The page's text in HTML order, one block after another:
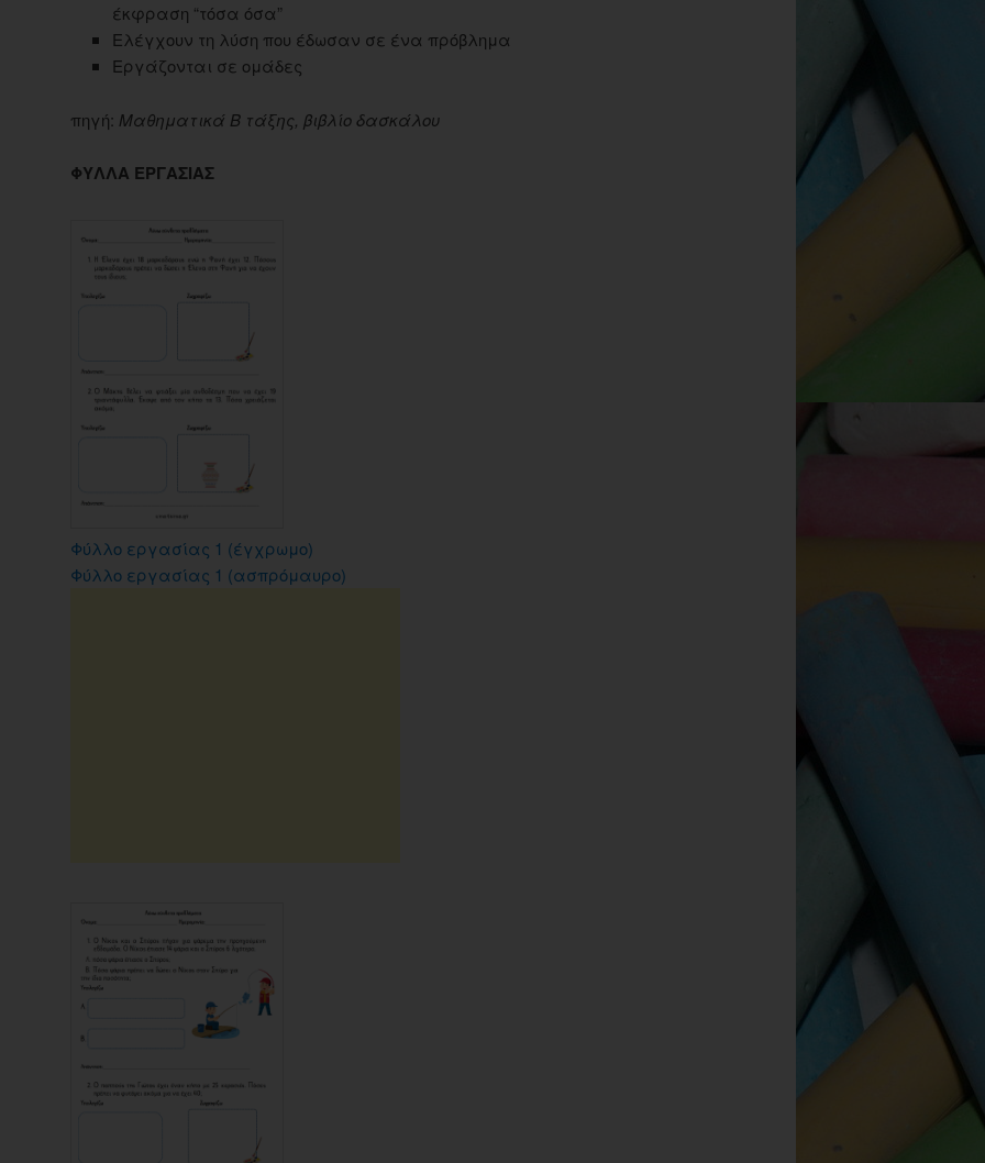
έκφραση “τόσα όσα”
Ελέγχουν τη λύση που έδωσαν σε ένα πρόβλημα
Εργάζονται σε ομάδες
πηγή: Μαθηματικά Β τάξης, βιβλίο δασκάλου
ΦΥΛΛΑ ΕΡΓΑΣΙΑΣ
Φύλλο εργασίας 1 (έγχρωμο)
Φύλλο εργασίας 1 (ασπρόμαυρο)